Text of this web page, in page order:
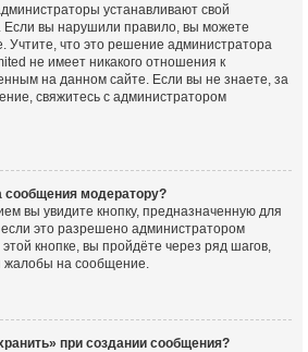
устанавливают свой
Если вы нарушили правило, вы можете
Учтите, что это решение администратора
не имеет никакого отношения к
на данном сайте. Если вы не знаете, за
свяжитесь с администратором
сообщения модератору?
вы увидите кнопку, предназначенную для
это разрешено администратором
кнопке, вы пройдёте через ряд шагов,
жалобы на сообщение.
при создании сообщения?